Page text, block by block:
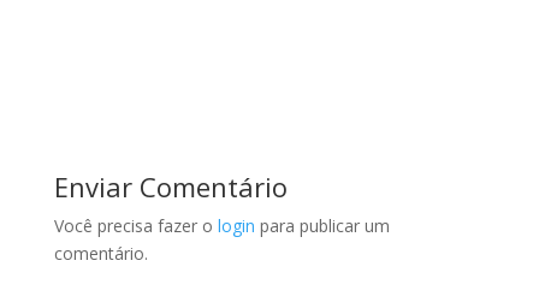
Enviar Comentário
Você precisa fazer o login para publicar um
comentário.